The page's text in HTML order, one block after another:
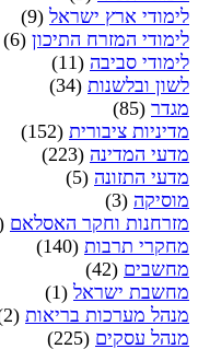
לימודי ארץ ישראל (9)
לימודי המזרח התיכון (6)
לימודי סביבה (11)
לשון ובלשנות (34)
מגדר (85)
מדיניות ציבורית (152)
מדעי המדינה (223)
מדעי התזונה (5)
מוסיקה (3)
מזרחנות וחקר האסלאם
מחקרי תרבות (140)
מחשבים (42)
מחשבת ישראל (1)
מנהל מערכות בריאות (2)
מנהל עסקים (225)